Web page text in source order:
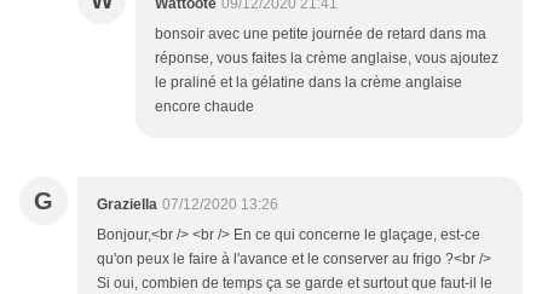
Wattoote 09/12/2020 21:41
bonsoir avec une petite journée de retard dans ma
réponse, vous faites la crème anglaise, vous ajoutez
le praliné et la gélatine dans la crème anglaise
encore chaude
G Graziella 07/12/2020 13:26
Bonjour,<br /> <br /> En ce qui concerne le glaçage, est-ce
qu'on peux le faire à l'avance et le conserver au frigo ?<br />
Si oui, combien de temps ça se garde et surtout que faut-il le